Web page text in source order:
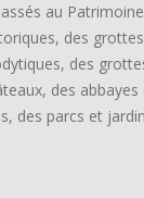
au
des
des
des
des parcs et